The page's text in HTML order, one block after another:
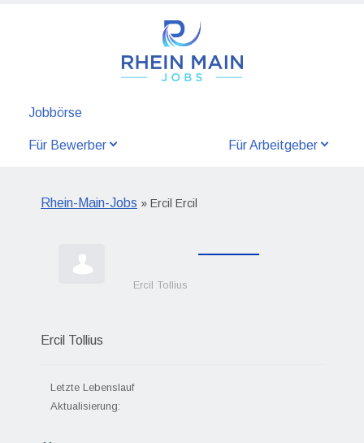
Jobbörse
Für Bewerber Für Arbeitgeber
Rhein-Main-Jobs » Ercil Ercil
Ercil Tollius
Ercil Tollius
Letzte Lebenslauf
Aktualisierung: